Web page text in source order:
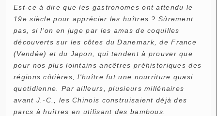
Est-ce à dire que les gastronomes ont attendu le
19e siècle pour apprécier les huîtres ? Sûrement
pas, si l'on en juge par les amas de coquilles
découverts sur les côtes du Danemark, de France
(Vendée) et du Japon, qui tendent à prouver que
pour nos plus lointains ancêtres préhistoriques des
régions côtières, l'huître fut une nourriture quasi
quotidienne. Par ailleurs, plusieurs millénaires
avant J.-C., les Chinois construisaient déjà des
parcs à huîtres en utilisant des bambous.